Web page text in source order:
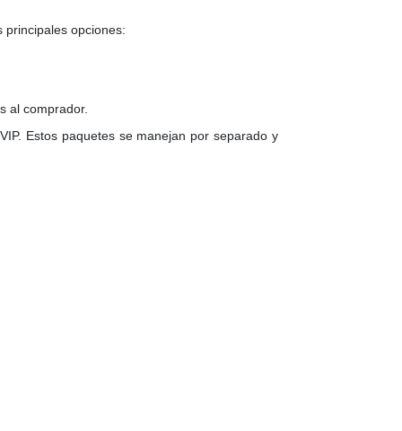
principales opciones:
al comprador.
Estos paquetes se manejan por separado y